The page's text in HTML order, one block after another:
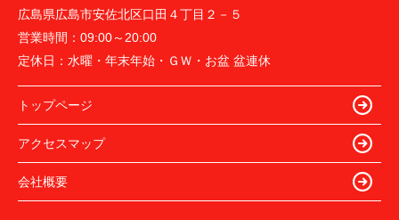
広島県広島市安佐北区口田４丁目２－５
営業時間： 09:00～20:00
定休日： 水曜・年末年始・ＧＷ・お盆 盆連休
トップページ
アクセスマップ
会社概要